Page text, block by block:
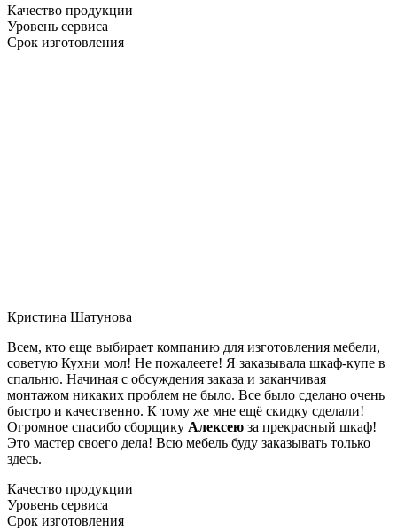
Качество продукции
Уровень сервиса
Срок изготовления
Кристина Шатунова
Всем, кто еще выбирает компанию для изготовления мебели,
советую Кухни мол! Не пожалеете! Я заказывала шкаф-купе в
спальню. Начиная с обсуждения заказа и заканчивая
монтажом никаких проблем не было. Все было сделано очень
быстро и качественно. К тому же мне ещё скидку сделали!
Огромное спасибо сборщику Алексею за прекрасный шкаф!
Это мастер своего дела! Всю мебель буду заказывать только
здесь.
Качество продукции
Уровень сервиса
Срок изготовления